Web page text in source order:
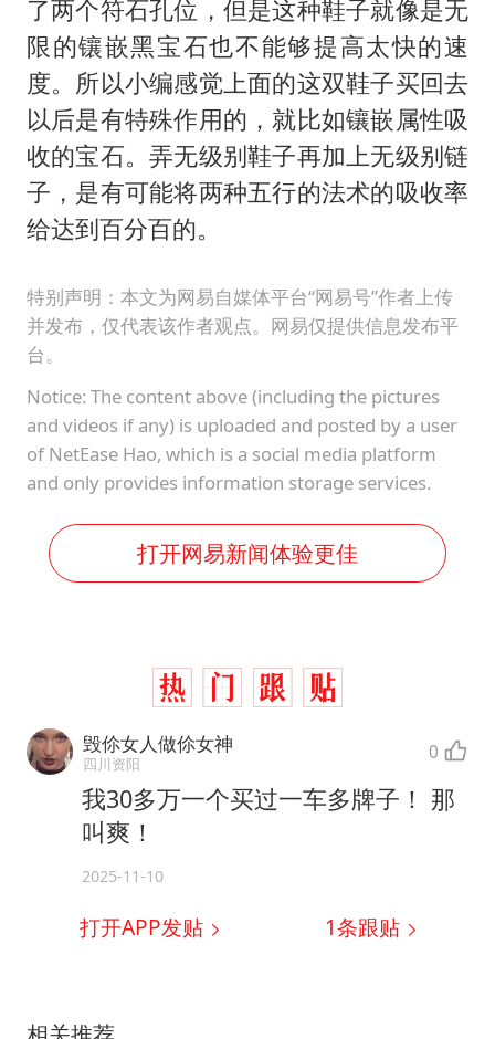
了两个符石孔位，但是这种鞋子就像是无
限的镶嵌黑宝石也不能够提高太快的速
度。所以小编感觉上面的这双鞋子买回去
以后是有特殊作用的，就比如镶嵌属性吸
收的宝石。弄无级别鞋子再加上无级别链
子，是有可能将两种五行的法术的吸收率
给达到百分百的。
特别声明：本文为网易自媒体平台“网易号”作者上传
并发布，仅代表该作者观点。网易仅提供信息发布平
台。
Notice: The content above (including the pictures
and videos if any) is uploaded and posted by a user
of NetEase Hao, which is a social media platform
and only provides information storage services.
打开网易新闻体验更佳
毁伱女人做伱女神
四川资阳 0
我30多万一个买过一车多牌子！ 那
叫爽！
2025-11-10
打开APP发贴 1条跟贴